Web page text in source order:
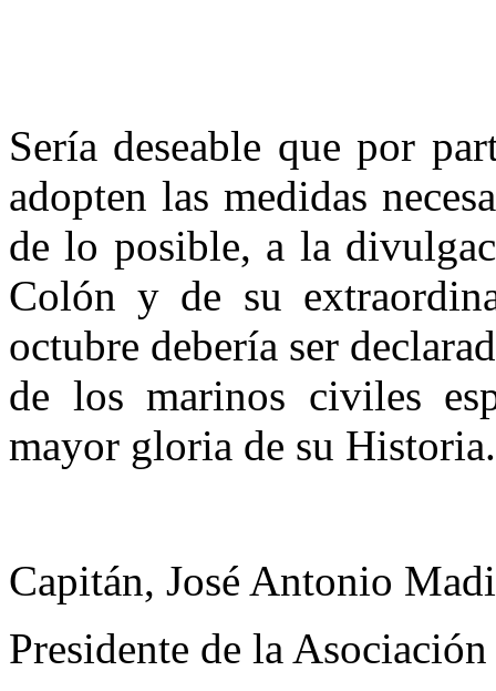
Sería deseable que por
adopten las medidas
de lo posible, a la
Colón y de su
octubre debería ser
de los marinos civiles
mayor gloria de su Historia.
Capitán, José Antonio
Presidente de la